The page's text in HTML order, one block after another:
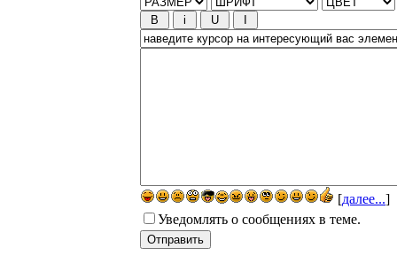
[далее...]
Уведомлять о сообщениях в теме.